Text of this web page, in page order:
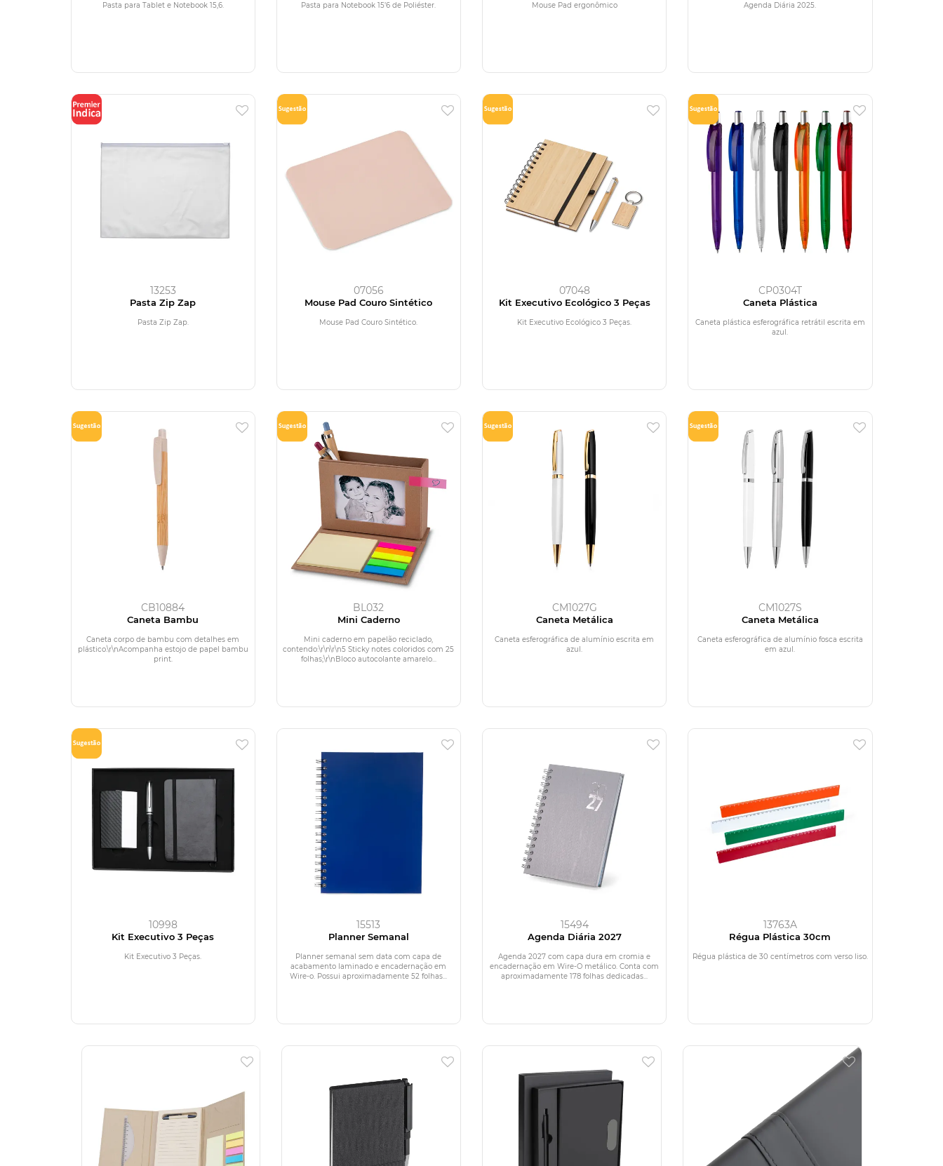
Pasta para Tablet e Notebook 15,6. Pasta para Notebook 15’6 de Poliéster. Mouse Pad ergonômico Agenda Diária 2025.
13253
Pasta Zip Zap
Pasta Zip Zap.
07056
Mouse Pad Couro Sintético
Mouse Pad Couro Sintético.
07048
Kit Executivo Ecológico 3 Peças
Kit Executivo Ecológico 3 Peças.
CP0304T
Caneta Plástica
Caneta plástica esferográfica retrátil escrita em
azul.
CB10884
Caneta Bambu
Caneta corpo de bambu com detalhes em
plástico.\r\nAcompanha estojo de papel bambu
print.
BL032
Mini Caderno
Mini caderno em papelão reciclado,
contendo:\r\n\r\n5 Sticky notes coloridos com 25
folhas;\r\nBloco autocolante amarelo...
CM1027G
Caneta Metálica
Caneta esferográfica de alumínio escrita em
azul.
CM1027S
Caneta Metálica
Caneta esferográfica de alumínio fosca escrita
em azul.
10998
Kit Executivo 3 Peças
Kit Executivo 3 Peças.
15513
Planner Semanal
Planner semanal sem data com capa de
acabamento laminado e encadernação em
Wire-o. Possui aproximadamente 52 folhas...
15494
Agenda Diária 2027
Agenda 2027 com capa dura em cromia e
encadernação em Wire-O metálico. Conta com
aproximadamente 178 folhas dedicadas...
13763A
Régua Plástica 30cm
Régua plástica de 30 centímetros com verso liso.